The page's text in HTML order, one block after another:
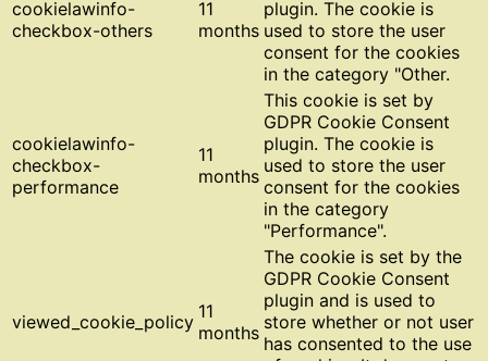
cookielawinfo-
checkbox-others
11
months
plugin. The cookie is
used to store the user
consent for the cookies
in the category "Other.
cookielawinfo-
checkbox-
performance
11
months
This cookie is set by
GDPR Cookie Consent
plugin. The cookie is
used to store the user
consent for the cookies
in the category
"Performance".
viewed_cookie_policy 11
months
The cookie is set by the
GDPR Cookie Consent
plugin and is used to
store whether or not user
has consented to the use